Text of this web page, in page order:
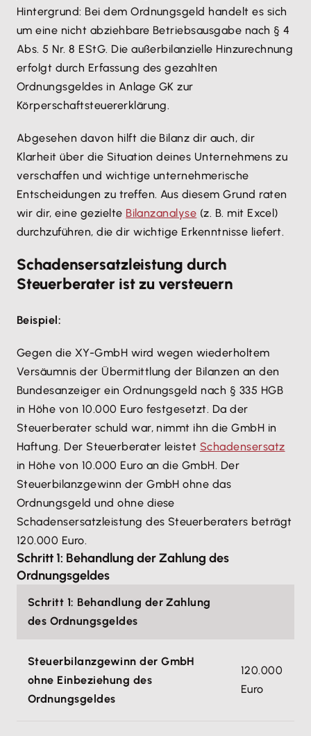
Hintergrund: Bei dem Ordnungsgeld handelt es sich
um eine nicht abziehbare Betriebsausgabe nach § 4
Abs. 5 Nr. 8 EStG. Die außerbilanzielle Hinzurechnung
erfolgt durch Erfassung des gezahlten
Ordnungsgeldes in Anlage GK zur
Körperschaftsteuererklärung.
Abgesehen davon hilft die Bilanz dir auch, dir
Klarheit über die Situation deines Unternehmens zu
verschaffen und wichtige unternehmerische
Entscheidungen zu treffen. Aus diesem Grund raten
wir dir, eine gezielte Bilanzanalyse (z. B. mit Excel)
durchzuführen, die dir wichtige Erkenntnisse liefert.
Schadensersatzleistung durch
Steuerberater ist zu versteuern
Beispiel:
Gegen die XY-GmbH wird wegen wiederholtem
Versäumnis der Übermittlung der Bilanzen an den
Bundesanzeiger ein Ordnungsgeld nach § 335 HGB
in Höhe von 10.000 Euro festgesetzt. Da der
Steuerberater schuld war, nimmt ihn die GmbH in
Haftung. Der Steuerberater leistet Schadensersatz
in Höhe von 10.000 Euro an die GmbH. Der
Steuerbilanzgewinn der GmbH ohne das
Ordnungsgeld und ohne diese
Schadensersatzleistung des Steuerberaters beträgt
120.000 Euro.
Schritt 1: Behandlung der Zahlung des
Ordnungsgeldes
Schritt 1: Behandlung der Zahlung
des Ordnungsgeldes
Steuerbilanzgewinn der GmbH
ohne Einbeziehung des
Ordnungsgeldes
120.000
Euro